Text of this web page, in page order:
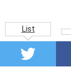
List